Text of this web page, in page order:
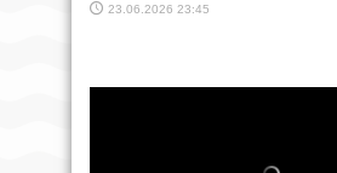
23.06.2026 23:45